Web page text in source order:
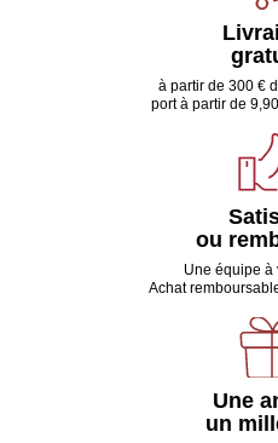
à partir de 300 €
port à partir de
ou
Une équipe à
Achat
Une
un